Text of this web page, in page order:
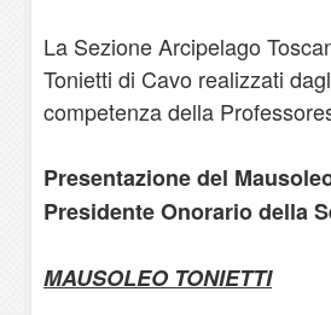
La Sezione Arcipelago
Tonietti di Cavo realizzati
competenza della
Presentazione del
Presidente Onorario della
MAUSOLEO TONIETTI